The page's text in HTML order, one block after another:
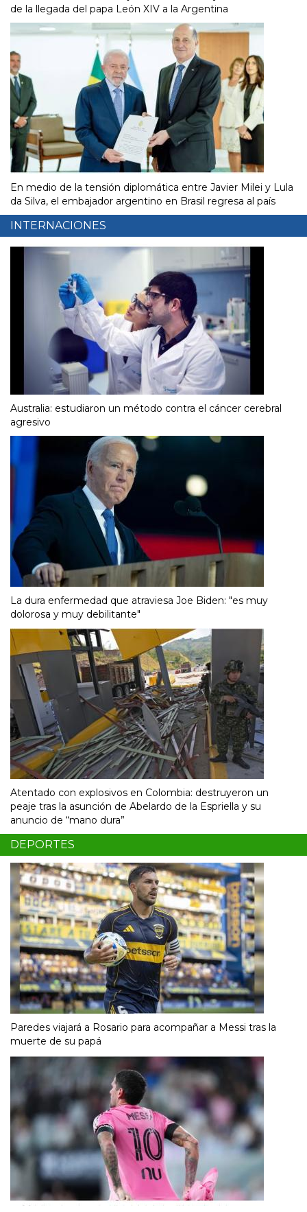
de la llegada del papa León XIV a la Argentina
En medio de la tensión diplomática entre Javier Milei y Lula
da Silva, el embajador argentino en Brasil regresa al país
INTERNACIONES
Australia: estudiaron un método contra el cáncer cerebral
agresivo
La dura enfermedad que atraviesa Joe Biden: "es muy
dolorosa y muy debilitante"
Atentado con explosivos en Colombia: destruyeron un
peaje tras la asunción de Abelardo de la Espriella y su
anuncio de “mano dura”
DEPORTES
Paredes viajará a Rosario para acompañar a Messi tras la
muerte de su papá